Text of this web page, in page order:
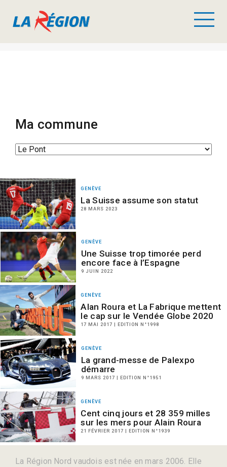
Ma commune
GENÈVE
La Suisse assume son statut
28 MARS 2023
GENÈVE
Une Suisse trop timorée perd
encore face à l’Espagne
9 JUIN 2022
GENÈVE
Alan Roura et La Fabrique mettent
le cap sur le Vendée Globe 2020
17 MAI 2017 | EDITION N°1998
GENÈVE
La grand-messe de Palexpo
démarre
9 MARS 2017 | EDITION N°1951
GENÈVE
Cent cinq jours et 28 359 milles
sur les mers pour Alain Roura
21 FÉVRIER 2017 | EDITION N°1939
La Région Nord vaudois est née en mars 2006. Elle